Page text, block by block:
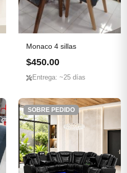
Monaco 4 sillas
$450.00
Entrega: ~25 días
SOBRE PEDIDO